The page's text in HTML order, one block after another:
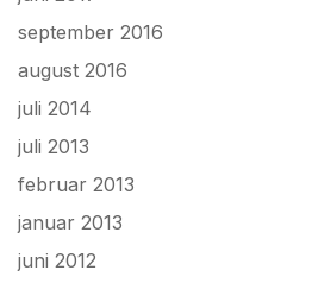
september 2016
august 2016
juli 2014
juli 2013
februar 2013
januar 2013
juni 2012